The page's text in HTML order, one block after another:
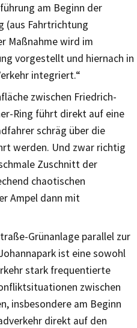
am Beginn der
(aus Fahrtrichtung
Maßnahme wird im
vorgestellt und hiernach in
integriert.“
zwischen Friedrich-
Ring führt direkt auf eine
schräg über die
werden. Und zwar richtig
Zuschnitt der
chaotischen
Ampel dann mit
Grünanlage parallel zur
ist eine sowohl
stark frequentierte
zwischen
insbesondere am Beginn
direkt auf den